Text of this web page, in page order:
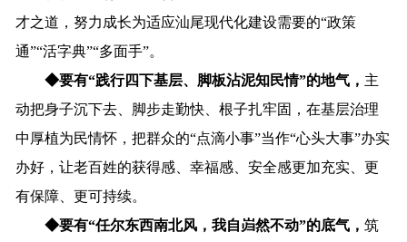
才之道，努力成长为适应汕尾现代化建设需要的“政策
通”“活字典”“多面手”。
◆要有“践行四下基层、脚板沾泥知民情”的地气， 主
动把身子沉下去、脚步走勤快、根子扎牢固，在基层治理
中厚植为民情怀，把群众的“点滴小事”当作“心头大事”办实
办好，让老百姓的获得感、幸福感、安全感更加充实、更
有保障、更可持续。
◆要有“任尔东西南北风，我自岿然不动”的底气，筑